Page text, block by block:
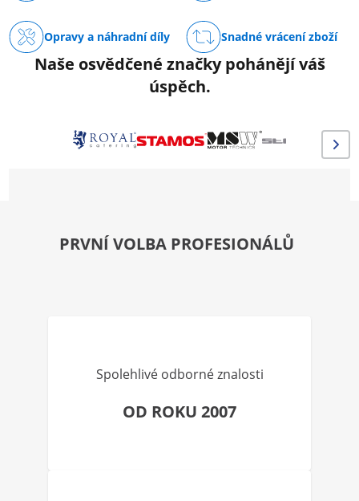
Opravy a náhradní díly Snadné vrácení zboží
Naše osvědčené značky pohánějí váš
úspěch.
PRVNÍ VOLBA PROFESIONÁLŮ
Spolehlivé odborné znalosti
OD ROKU 2007